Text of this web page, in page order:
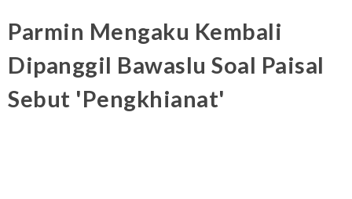
Parmin Mengaku Kembali
Dipanggil Bawaslu Soal Paisal
Sebut 'Pengkhianat'